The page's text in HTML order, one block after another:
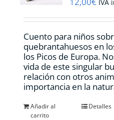
IVA
Cuento para niños
quebrantahuesos en
los Picos de Europa.
vida de este singular
relación con otros
importancia en la
Añadir al
carrito
Detalles